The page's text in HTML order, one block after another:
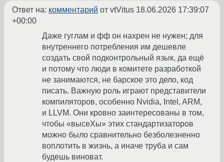
Ответ на: комментарий от vtVitus 18.06.2026 17:39:07
+00:00
Даже гуглам и фф он нахрен не нужен; для
внутреннего потребления им дешевле
создать свой подконтрольный язык, да ещё
и потому что люди в комитете разработкой
не занимаются, не барское это дело, код
писать. Важную роль играют представители
компиляторов, особенно Nvidia, Intel, ARM,
и LLVM. Они кровно заинтересованы в том,
чтобы «высеXы» этих стандартизаторов
можно было сравнительно безболезненно
воплотить в жизнь, а иначе труба и сам
будешь виноват.